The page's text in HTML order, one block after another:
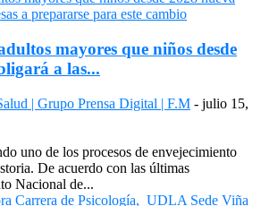
mayores que niños desde
a las...
| Grupo Prensa Digital | F.M - julio 15,
uno de los procesos de envejecimiento
De acuerdo con las últimas
Nacional de...